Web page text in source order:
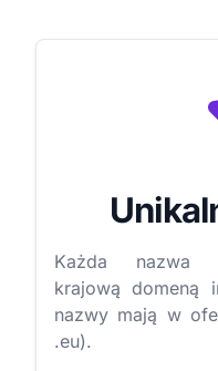
Każda nazwa
krajową domeną
nazwy mają w
.eu).